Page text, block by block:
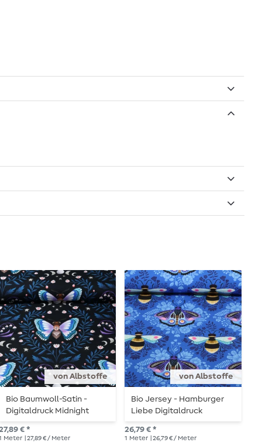
von Albstoffe
Bio Baumwoll-Satin -
Digitaldruck Midnight
Moth Schwarz Blau
€ *
Meter | 27,89 € / Meter
von Albstoffe
Bio Jersey - Hamburger
Liebe Digitaldruck
Beetles & Bugs Bees and
Friends Blau
26,79 € *
1 Meter | 26,79 € / Meter